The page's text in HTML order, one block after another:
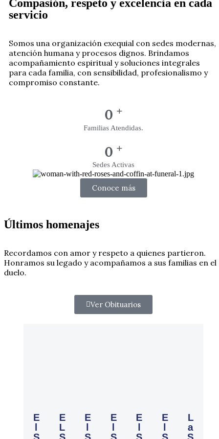
Compasión, respeto y excelencia en cada
servicio
Somos una organización exequial con sedes modernas,
atención humana y procesos dignos. Brindamos
acompañamiento espiritual y soluciones integrales
para cada familia, con sensibilidad, profesionalismo y
compromiso constante.
0 +
Familias Atendidas.
0 +
Sedes Activas
Conoce más
Últimos homenajes
Recordamos con amor y respeto a quienes partieron.
Honramos su legado y acompañamos a sus familias en el
duelo.
Ver Obituarios
E
E
L
E
E
E
E
L
a